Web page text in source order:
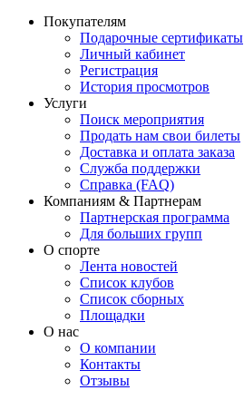
Покупателям
Подарочные сертификаты
Личный кабинет
Регистрация
История просмотров
Услуги
Поиск мероприятия
Продать нам свои билеты
Доставка и оплата заказа
Служба поддержки
Справка (FAQ)
Компаниям & Партнерам
Партнерская программа
Для больших групп
О спорте
Лента новостей
Список клубов
Список сборных
Площадки
О нас
О компании
Контакты
Отзывы